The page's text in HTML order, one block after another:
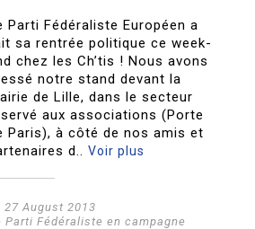
Parti Fédéraliste Européen a
sa rentrée politique ce week-
chez les Ch’tis ! Nous avons
notre stand devant la
de Lille, dans le secteur
aux associations (Porte
Paris), à côté de nos amis et
d..Voir plus
27 August 2013
Parti Fédéraliste en campagne